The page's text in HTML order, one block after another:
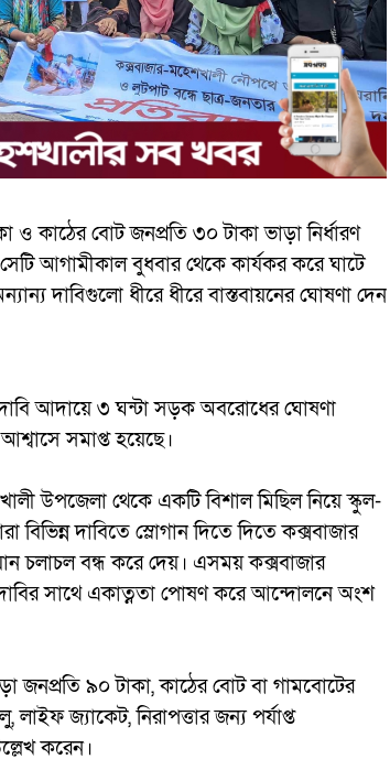
ও কাঠের বোট জনপ্রতি ৩০ টাকা ভাড়া নির্ধারণ
আগামীকাল বুধবার থেকে কার্যকর করে ঘাটে
দাবিগুলো ধীরে ধীরে বাস্তবায়নের ঘোষণা দেন
আদায়ে ৩ ঘন্টা সড়ক অবরোধের ঘোষণা
সমাপ্ত হয়েছে।
উপজেলা থেকে একটি বিশাল মিছিল নিয়ে স্কুল-
দাবিতে স্লোগান দিতে দিতে কক্সবাজার
চলাচল বন্ধ করে দেয়। এসময় কক্সবাজার
দাবির সাথে একাত্নতা পোষণ করে আন্দোলনে অংশ
জনপ্রতি ৯০ টাকা, কাঠের বোট বা গামবোটের
জ্যাকেট, নিরাপত্তার জন্য পর্যাপ্ত
করেন।